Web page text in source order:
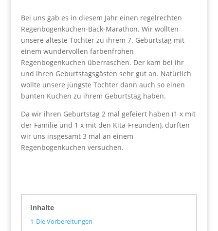
Bei uns gab es in diesem Jahr einen regelrechten
Regenbogenkuchen-Back-Marathon. Wir wollten
unsere älteste Tochter zu ihrem 7. Geburtstag mit
einem wundervollen farbenfrohen
Regenbogenkuchen überraschen. Der kam bei ihr
und ihren Geburtstagsgästen sehr gut an. Natürlich
wollte unsere jüngste Tochter dann auch so einen
bunten Kuchen zu ihrem Geburtstag haben.
Da wir ihren Geburtstag 2 mal gefeiert haben (1 x mit
der Familie und 1 x mit den Kita-Freunden), durften
wir uns insgesamt 3 mal an einem
Regenbogenkuchen versuchen.
Inhalte
1 Die Vorbereitungen